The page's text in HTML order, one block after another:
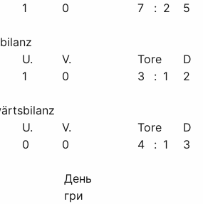
1 0 7 : 2 5
U. V. Tore
1 0 3 : 1 2
U. V. Tore
0 0 4 : 1 3
День
гри